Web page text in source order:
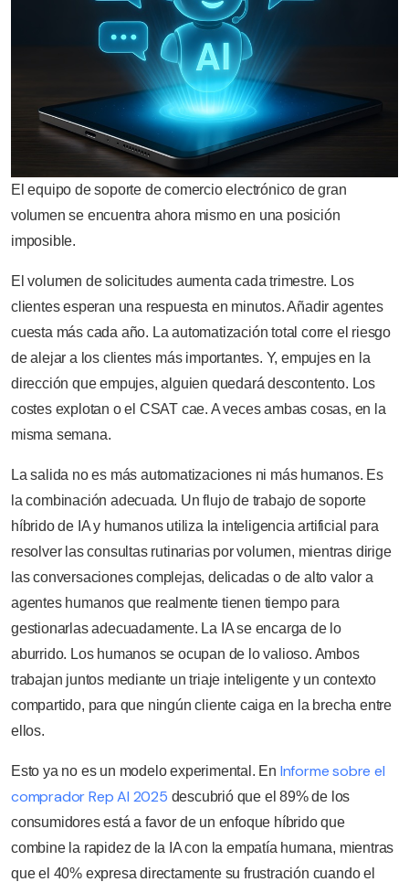
El equipo de soporte de comercio electrónico de gran
volumen se encuentra ahora mismo en una posición
imposible.
El volumen de solicitudes aumenta cada trimestre. Los
clientes esperan una respuesta en minutos. Añadir agentes
cuesta más cada año. La automatización total corre el riesgo
de alejar a los clientes más importantes. Y, empujes en la
dirección que empujes, alguien quedará descontento. Los
costes explotan o el CSAT cae. A veces ambas cosas, en la
misma semana.
La salida no es más automatizaciones ni más humanos. Es
la combinación adecuada. Un flujo de trabajo de soporte
híbrido de IA y humanos utiliza la inteligencia artificial para
resolver las consultas rutinarias por volumen, mientras dirige
las conversaciones complejas, delicadas o de alto valor a
agentes humanos que realmente tienen tiempo para
gestionarlas adecuadamente. La IA se encarga de lo
aburrido. Los humanos se ocupan de lo valioso. Ambos
trabajan juntos mediante un triaje inteligente y un contexto
compartido, para que ningún cliente caiga en la brecha entre
ellos.
Esto ya no es un modelo experimental. En Informe sobre el
comprador Rep AI 2025 descubrió que el 89% de los
consumidores está a favor de un enfoque híbrido que
combine la rapidez de la IA con la empatía humana, mientras
que el 40% expresa directamente su frustración cuando el